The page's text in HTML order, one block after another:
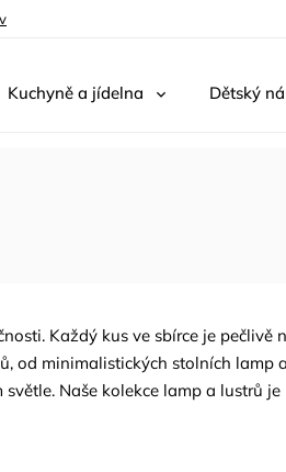
Kuchyně a jídelna Dětský
Každý kus ve sbírce je
od minimalistických stolních
Naše kolekce lamp a lustrů